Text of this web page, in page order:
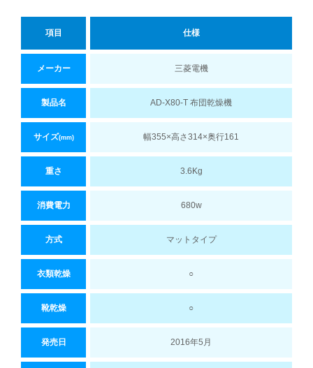
項目 仕様
メーカー 三菱電機
製品名 AD-X80-T 布団乾燥機
サイズ(mm) 幅355×高さ314×奥行161
重さ 3.6Kg
消費電力 680w
方式 マットタイプ
衣類乾燥 ○
靴乾燥 ○
発売日 2016年5月